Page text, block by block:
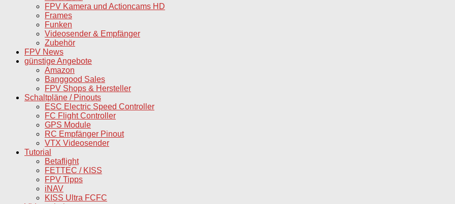
FPV Kamera und Actioncams HD
Frames
Funken
Videosender & Empfänger
Zubehör
FPV News
günstige Angebote
Amazon
Banggood Sales
FPV Shops & Hersteller
Schaltpläne / Pinouts
ESC Electric Speed Controller
FC Flight Controller
GPS Module
RC Empfänger Pinout
VTX Videosender
Tutorial
Betaflight
FETTEC / KISS
FPV Tipps
iNAV
KISS Ultra FCFC